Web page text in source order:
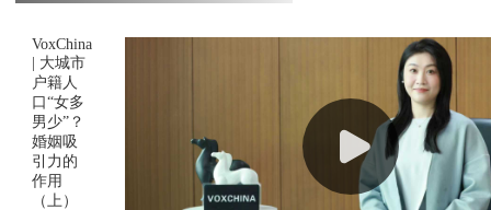
VoxChina
| 大城市
户籍人
口“女多
男少”？
婚姻吸
引力的
作用
（上）